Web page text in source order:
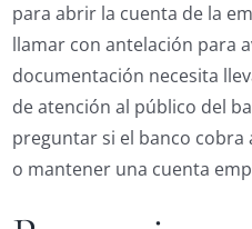
para abrir la cuenta de la
llamar con antelación para
documentación necesita
de atención al público del
preguntar si el banco
o mantener una cuenta